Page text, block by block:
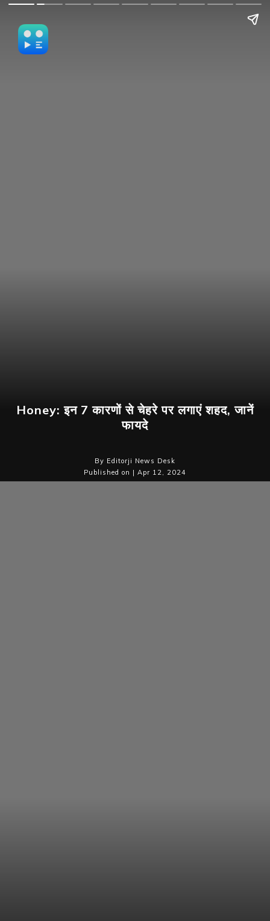
Honey: इन 7 कारणों से चेहरे पर लगाएं शहद, जानें
फायदे
By Editorji News Desk
Published on | Apr 12, 2024